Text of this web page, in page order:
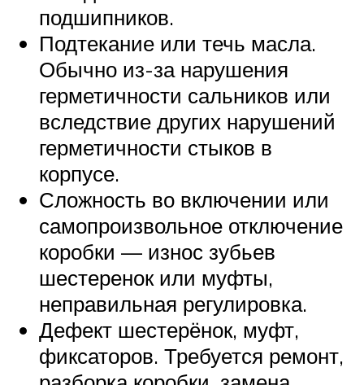
подшипников.
Подтекание или течь масла.
Обычно из-за нарушения
герметичности сальников или
вследствие других нарушений
герметичности стыков в
корпусе.
Сложность во включении или
самопроизвольное отключение
коробки — износ зубьев
шестеренок или муфты,
неправильная регулировка.
Дефект шестерёнок, муфт,
фиксаторов. Требуется ремонт,